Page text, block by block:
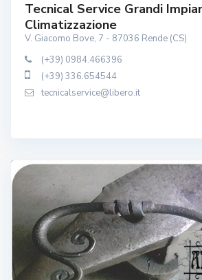
Tecnical Service Grandi
Climatizzazione
V. Giacomo Bove, 7 - 87036 Rende (CS)
(+39) 0984.466396
(+39) 336.654544
tecnicalservice@libero.it